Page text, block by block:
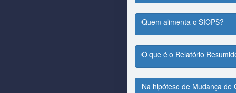
Quem alimenta o SIOPS?
O que é o Relatório
Na hipótese de Mudança